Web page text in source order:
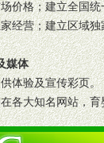
价格；建立全国
经营；建立区域
媒体
体验及宣传彩页。
各大知名网站，
实际情况提供销